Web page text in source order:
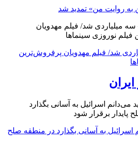
روایت من» تمدید شد
شد/ فیلم مهدویان پرفروش‌ترین
اسرائیل به آسانی بگذارد در منطقه صلح